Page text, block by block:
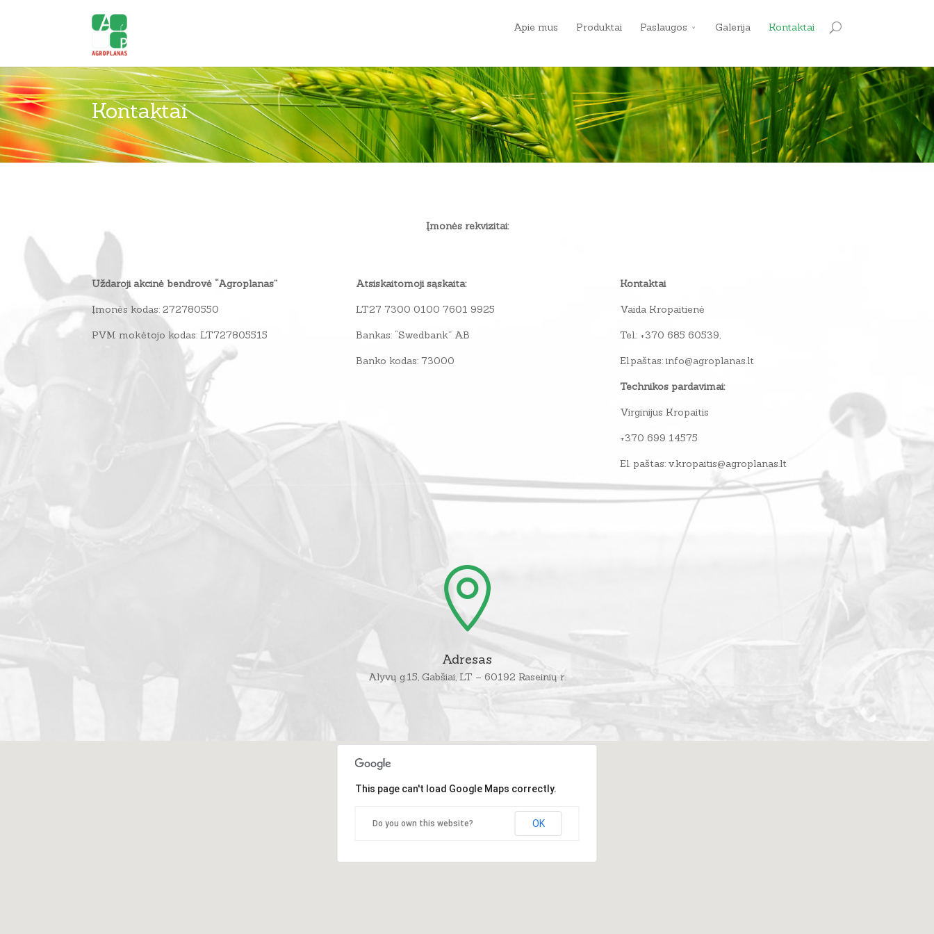
Apie mus Produktai Paslaugos Galerija Kontaktai
Kontaktai
Įmonės rekvizitai:
Uždaroji akcinė bendrovė “Agroplanas”
Įmonės kodas: 272780550
PVM mokėtojo kodas: LT727805515
Atsiskaitomoji sąskaita:
LT27 7300 0100 7601 9925
Bankas: “Swedbank” AB
Banko kodas: 73000
Kontaktai
Vaida Kropaitienė
Tel.: +370 685 60539,
El.paštas: info@agroplanas.lt
Technikos pardavimai:
Virginijus Kropaitis
+370 699 14575
El. paštas: v.kropaitis@agroplanas.lt

Adresas
Alyvų g.15, Gabšiai, LT – 60192 Raseinių r.
This page can't load Google Maps correctly.
Do you own this website? OK